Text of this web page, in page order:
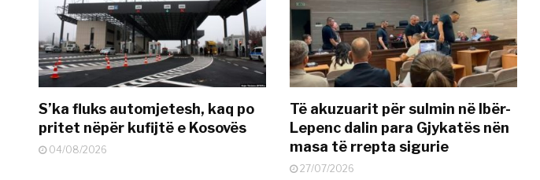
S’ka fluks automjetesh, kaq po
pritet nëpër kufijtë e Kosovës
04/08/2026
Të akuzuarit për sulmin në Ibër-
Lepenc dalin para Gjykatës nën
masa të rrepta sigurie
27/07/2026